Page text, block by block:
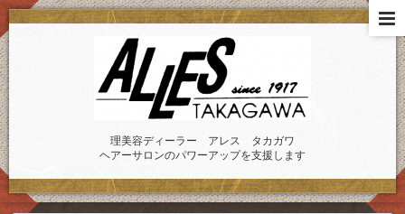
理美容ディーラー アレス タカガワ
ヘアーサロンのパワーアップを支援します